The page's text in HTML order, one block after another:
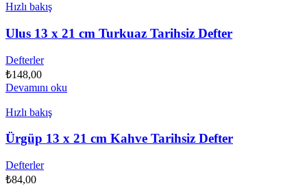
Hızlı bakış
Ulus 13 x 21 cm Turkuaz Tarihsiz Defter
Defterler
₺148,00
Devamını oku
Hızlı bakış
Ürgüp 13 x 21 cm Kahve Tarihsiz Defter
Defterler
₺84,00